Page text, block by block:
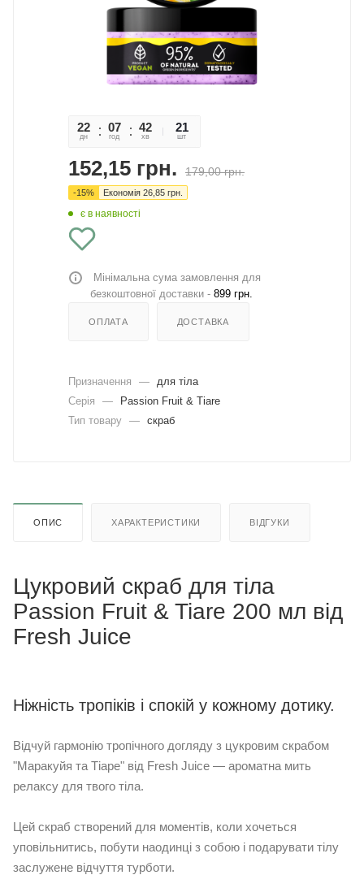
22
дн
07
год
42
хв
07
сек
21
шт
152,15 грн. 179,00грн.
-15% Економія 26,85 грн.
є в наявності
Мінімальна сума замовлення для
безкоштовної доставки - 899 грн.
ОПЛАТА ДОСТАВКА
Призначення —
для тіла
Серія
—
Passion Fruit & Tiare
Тип товару — скраб
ОПИС ХАРАКТЕРИСТИКИ ВІДГУКИ
Цукровий скраб для тіла
Passion Fruit & Tiare 200 мл від
Fresh Juice
Ніжність тропіків і спокій у кожному дотику.
Відчуй гармонію тропічного догляду з цукровим скрабом
"Маракуйя та Тіаре" від Fresh Juice — ароматна мить
релаксу для твого тіла.
Цей скраб створений для моментів, коли хочеться
уповільнитись, побути наодинці з собою і подарувати тілу
заслужене відчуття турботи.